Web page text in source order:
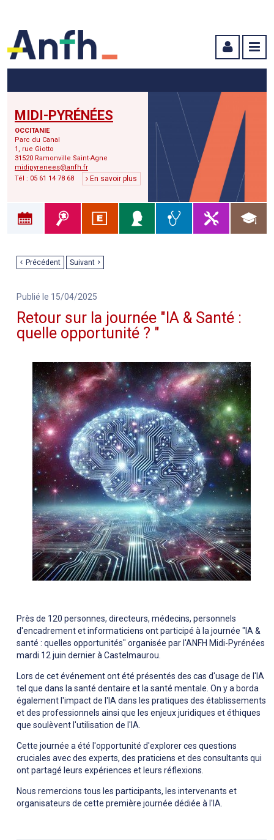
MIDI-PYRÉNÉES
OCCITANIE
Parc du Canal
1, rue Giotto
31520 Ramonville Saint-Agne
midipyrenees@anfh.fr
Tél : 05 61 14 78 68
En savoir plus
Précédent Suivant
Publié le 15/04/2025
Retour sur la journée "IA & Santé :
quelle opportunité ? "
Près de 120 personnes, directeurs, médecins, personnels
d'encadrement et informaticiens ont participé à la journée "IA &
santé : quelles opportunités" organisée par l'ANFH Midi-Pyrénées
mardi 12 juin dernier à Castelmaurou.
Lors de cet événement ont été présentés des cas d'usage de l'IA
tel que dans la santé dentaire et la santé mentale. On y a borda
également l'impact de l'IA dans les pratiques des établissements
et des professionnels ainsi que les enjeux juridiques et éthiques
que soulèvent l'utilisation de l'IA.
Cette journée a été l'opportunité d'explorer ces questions
cruciales avec des experts, des praticiens et des consultants qui
ont partagé leurs expériences et leurs réflexions.
Nous remercions tous les participants, les intervenants et
organisateurs de cette première journée dédiée à l'IA.